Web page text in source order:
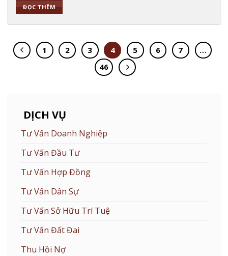
ĐỌC THÊM
1 2 3 4 5 6 7
…
46
DỊCH VỤ
Tư Vấn Doanh Nghiệp
Tư Vấn Đầu Tư
Tư Vấn Hợp Đồng
Tư Vấn Dân Sự
Tư Vấn Sở Hữu Trí Tuệ
Tư Vấn Đất Đai
Thu Hồi Nợ